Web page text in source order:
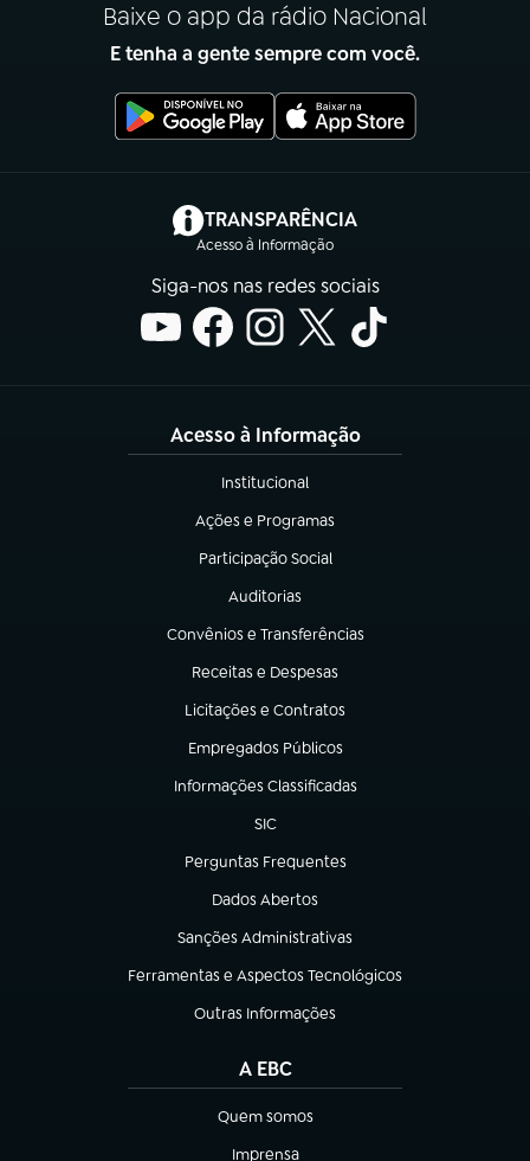
Baixe o app da rádio Nacional
E tenha a gente sempre com você.
TRANSPARÊNCIA
Acesso à Informação
(abre em nova aba)
Siga-nos nas redes sociais
Acesso à Informação
Institucional
(abre em nova aba)
Ações e Programas
(abre em nova aba)
Participação Social
(abre em nova aba)
Auditorias
(abre em nova aba)
Convênios e Transferências
(abre em nova aba)
Receitas e Despesas
(abre em nova aba)
Licitações e Contratos
(abre em nova aba)
Empregados Públicos
(abre em nova aba)
Informações Classificadas
(abre em nova aba)
SIC
(abre em nova aba)
Perguntas Frequentes
(abre em nova aba)
Dados Abertos
(abre em nova aba)
Sanções Administrativas
(abre em nova aba)
Ferramentas e Aspectos Tecnológicos
(abre em nova aba)
Outras Informações
(abre em nova aba)
A EBC
Quem somos
(abre em nova aba)
Imprensa